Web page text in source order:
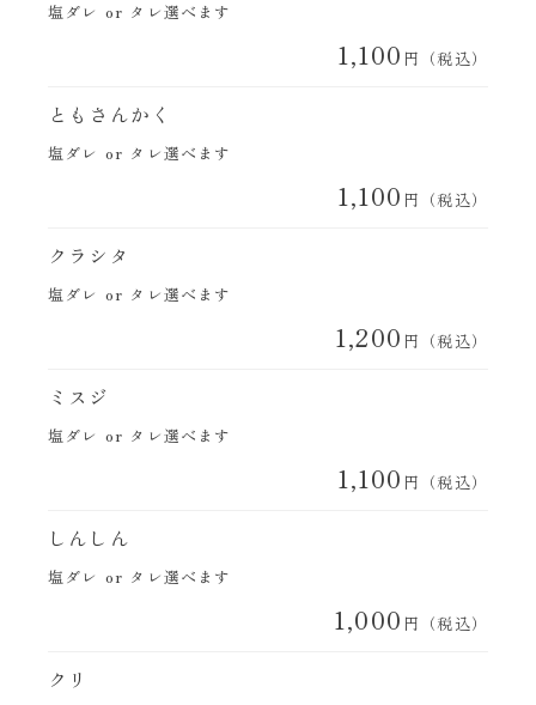
塩ダレ or タレ選べます
1,100 円（税込）
ともさんかく
塩ダレ or タレ選べます
1,100 円（税込）
クラシタ
塩ダレ or タレ選べます
1,200 円（税込）
ミスジ
塩ダレ or タレ選べます
1,100 円（税込）
しんしん
塩ダレ or タレ選べます
1,000 円（税込）
クリ